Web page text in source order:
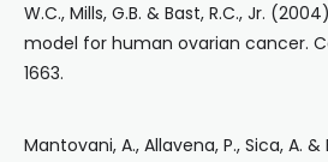
W.C., Mills, G.B. & Bast, R.C., Jr.
model for human ovarian cancer.
1663.
Mantovani, A., Allavena, P., Sica, A. &